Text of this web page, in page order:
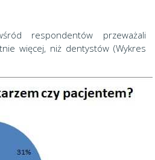
respondentów przeważali
więcej, niż dentystów (Wykres